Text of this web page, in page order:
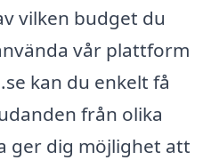
vilken budget du
vår plattform
kan du enkelt få
från olika
ger dig möjlighet att